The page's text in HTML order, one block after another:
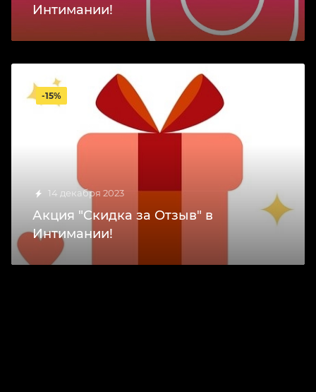
Интимании!
14 декабря 2023
Акция "Скидка за Отзыв" в
Интимании!
-15%